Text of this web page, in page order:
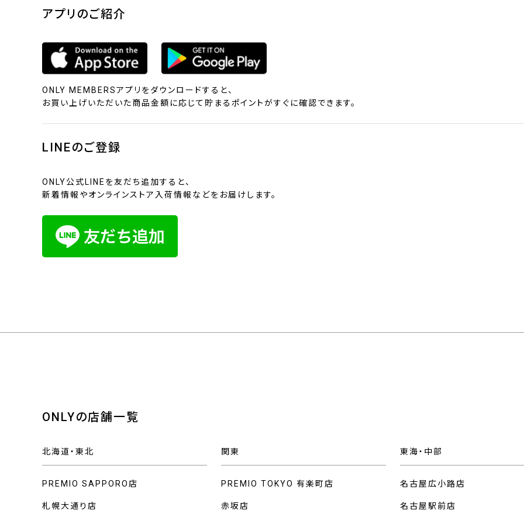
アプリのご紹介
ONLY MEMBERSアプリをダウンロードすると、
お買い上げいただいた商品金額に応じて貯まるポイントがすぐに確認できます。
LINEのご登録
ONLY公式LINEを友だち追加すると、
新着情報やオンラインストア入荷情報などをお届けします。
ONLYの店舗一覧
北海道・東北
PREMIO SAPPORO店
札幌大通り店
関東
PREMIO TOKYO 有楽町店
赤坂店
東海・中部
名古屋広小路店
名古屋駅前店